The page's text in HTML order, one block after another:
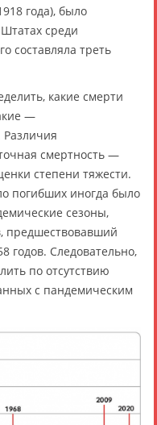
года), было
среди
составляла треть
какие смерти
—
смертность —
степени тяжести.
погибших иногда было
сезоны,
предшествовавший
годов. Следовательно,
по отсутствию
с пандемическим